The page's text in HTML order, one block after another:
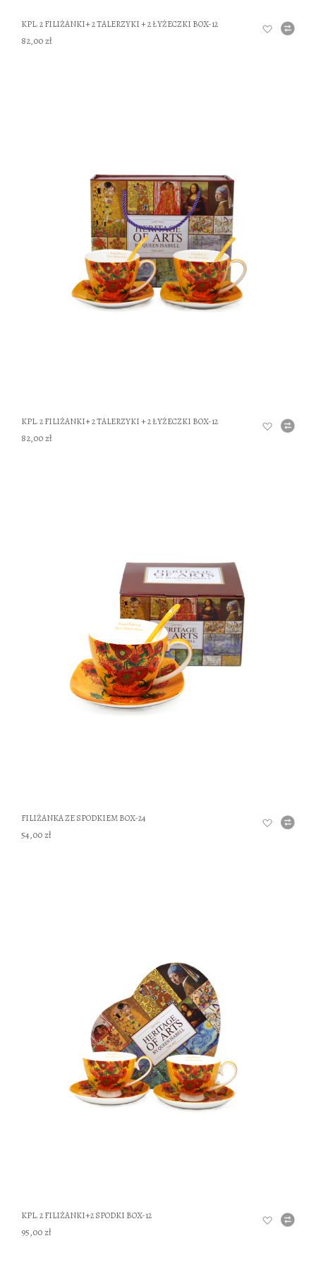
KPL. 2 FILIŻANKI+ 2 TALERZYKI + 2 ŁYŻECZKI BOX-12
82,00 zł
KPL. 2 FILIŻANKI+ 2 TALERZYKI + 2 ŁYŻECZKI BOX-12
82,00 zł
FILIŻANKA ZE SPODKIEM BOX-24
54,00 zł
KPL. 2 FILIŻANKI+2 SPODKI BOX-12
95,00 zł